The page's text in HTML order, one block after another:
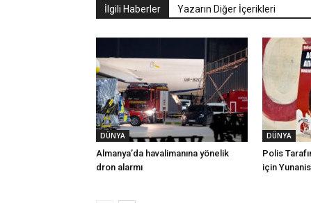
İlgili Haberler Yazarın Diğer İçerikleri
DÜNYA
Almanya’da havalimanına yönelik
dron alarmı
DÜNYA
Polis
için